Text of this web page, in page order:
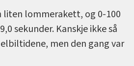
liten lommerakett, og 0-100
sekunder. Kanskje ikke så
men den gang var